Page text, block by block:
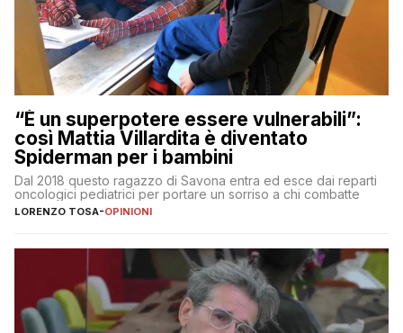
“È un superpotere essere vulnerabili”:
così Mattia Villardita è diventato
Spiderman per i bambini
Dal 2018 questo ragazzo di Savona entra ed esce dai reparti
oncologici pediatrici per portare un sorriso a chi combatte
LORENZO TOSA-OPINIONI